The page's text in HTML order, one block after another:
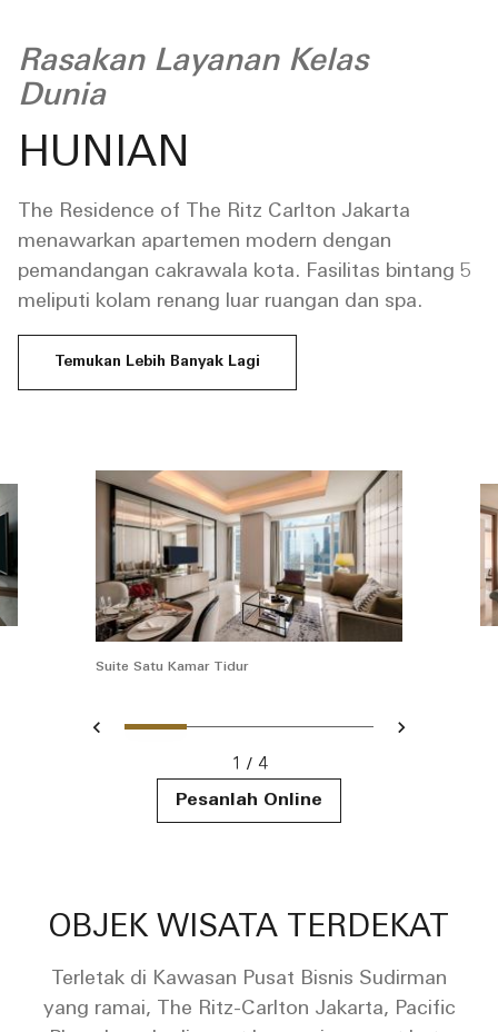
Rasakan Layanan Kelas
Dunia
HUNIAN
The Residence of The Ritz Carlton Jakarta
menawarkan apartemen modern dengan
pemandangan cakrawala kota. Fasilitas bintang 5
meliputi kolam renang luar ruangan dan spa.
Temukan Lebih Banyak Lagi
Suite Satu Kamar Tidur
Previous
Slide 1 - Ritz Carlton Hotel
Slide 2 - Ritz Carlton
Slide 3 - Three
Slide 4 -
Next
1
4
Ritz Carlton Hotel image
Pesanlah Online
OBJEK WISATA TERDEKAT
Terletak di Kawasan Pusat Bisnis Sudirman
yang ramai, The Ritz-Carlton Jakarta, Pacific